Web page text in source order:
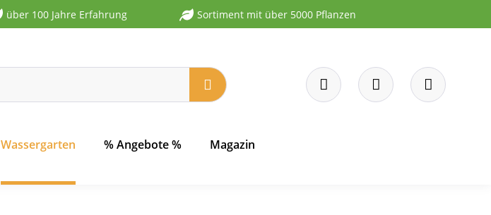
über 100 Jahre Erfahrung Sortiment mit über 5000 Pflanzen
Wassergarten % Angebote % Magazin